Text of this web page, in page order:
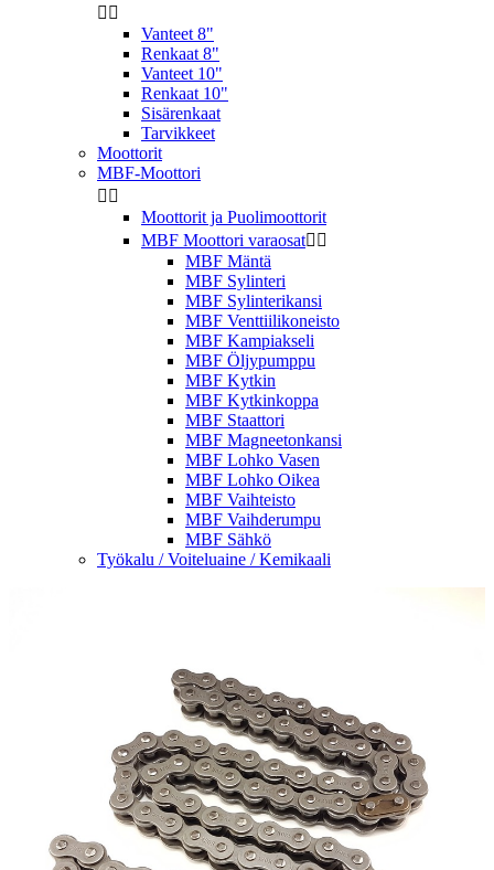
 
Vanteet 8"
Renkaat 8"
Vanteet 10"
Renkaat 10"
Sisärenkaat
Tarvikkeet
Moottorit
MBF-Moottori
 
Moottorit ja Puolimoottorit
MBF Moottori varaosat 
MBF Mäntä
MBF Sylinteri
MBF Sylinterikansi
MBF Venttiilikoneisto
MBF Kampiakseli
MBF Öljypumppu
MBF Kytkin
MBF Kytkinkoppa
MBF Staattori
MBF Magneetonkansi
MBF Lohko Vasen
MBF Lohko Oikea
MBF Vaihteisto
MBF Vaihderumpu
MBF Sähkö
Työkalu / Voiteluaine / Kemikaali